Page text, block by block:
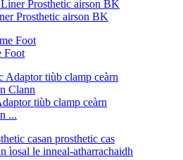
Prosthetic airson BK
Foot
tiùb clamp ceàrn
...